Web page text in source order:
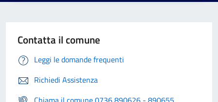
Contatta il comune
Leggi le domande frequenti
Richiedi Assistenza